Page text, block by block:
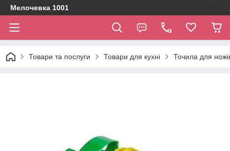
Мелочевка 1001
Товари та послуги Товари для кухні Точила для